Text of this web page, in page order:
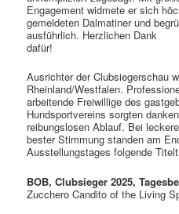
Engagement widmete er sich
gemeldeten Dalmatiner und
ausführlich. Herzlichen Dank
dafür!
Ausrichter der Clubsiegerschau
Rheinland/Westfalen.
arbeitende Freiwillige des
Hundsportvereins sorgten
reibungslosen Ablauf. Bei
bester Stimmung standen am
Ausstellungstages folgende
BOB, Clubsieger 2025,
Zucchero Candito of the Living